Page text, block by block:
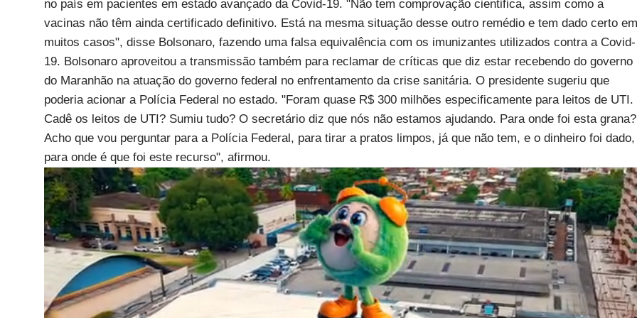
no país em pacientes em estado avançado da Covid-19. "Não tem comprovação cientifica, assim como a
vacinas não têm ainda certificado definitivo. Está na mesma situação desse outro remédio e tem dado certo em
muitos casos", disse Bolsonaro, fazendo uma falsa equivalência com os imunizantes utilizados contra a Covid-
19. Bolsonaro aproveitou a transmissão também para reclamar de críticas que diz estar recebendo do governo
do Maranhão na atuação do governo federal no enfrentamento da crise sanitária. O presidente sugeriu que
poderia acionar a Polícia Federal no estado. "Foram quase R$ 300 milhões especificamente para leitos de UTI.
Cadê os leitos de UTI? Sumiu tudo? O secretário diz que nós não estamos ajudando. Para onde foi esta grana?
Acho que vou perguntar para a Polícia Federal, para tirar a pratos limpos, já que não tem, e o dinheiro foi dado,
para onde é que foi este recurso", afirmou.